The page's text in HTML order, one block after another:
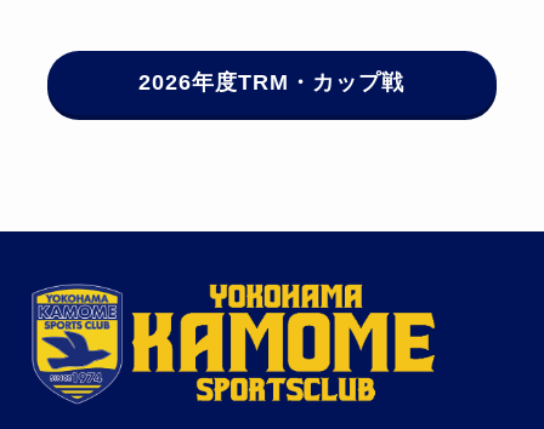
2026年度TRM・カップ戦